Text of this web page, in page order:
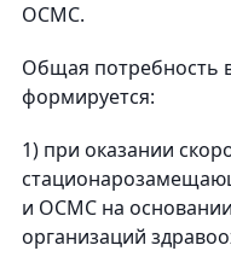
ОСМС.
Общая потребность
формируется:
1) при оказании
и ОСМС на
организаций